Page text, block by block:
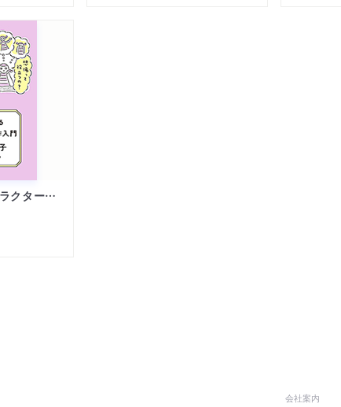
７日でできるキャラクター創作入門
会社案内